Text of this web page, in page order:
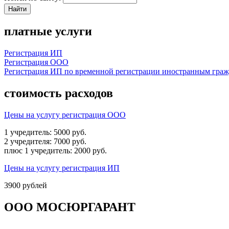
платные услуги
Регистрация ИП
Регистрация ООО
Регистрация ИП по временной регистрации иностранным
стоимость расходов
Цены на услугу регистрация ООО
1 учредитель: 5000 руб.
2 учредителя: 7000 руб.
плюс 1 учредитель: 2000 руб.
Цены на услугу регистрация ИП
3900 рублей
ООО МОСЮРГАРАНТ